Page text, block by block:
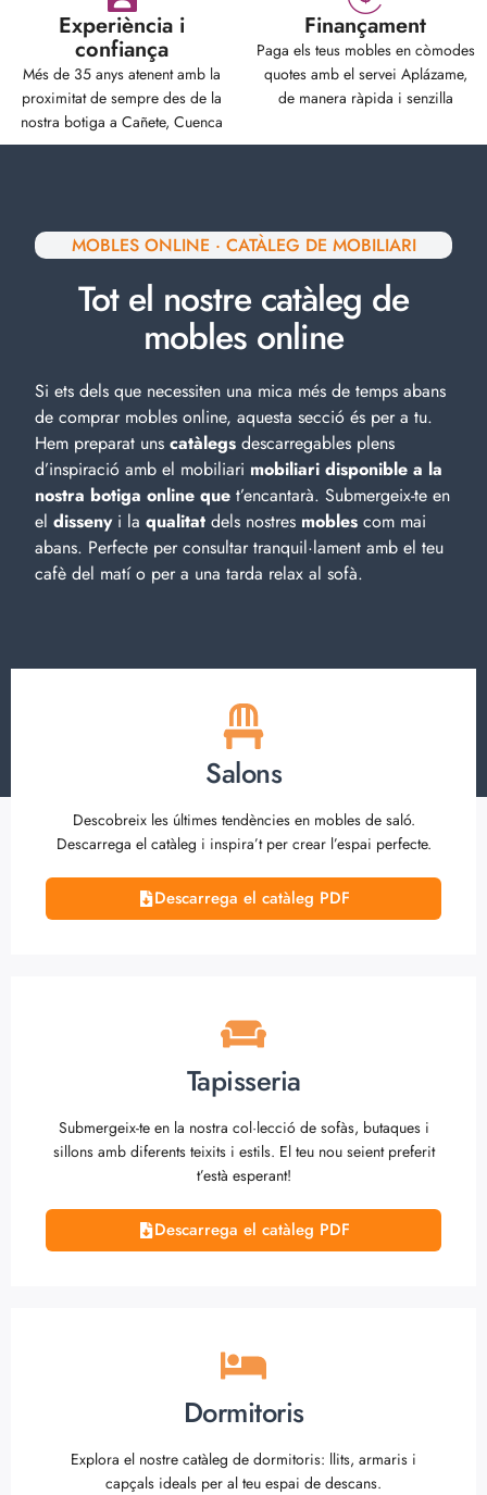
Experiència i
confiança
Més de 35 anys atenent amb la
proximitat de sempre des de la
nostra botiga a Cañete, Cuenca
Finançament
Paga els teus mobles en còmodes
quotes amb el servei Aplázame,
de manera ràpida i senzilla
MOBLES ONLINE · CATÀLEG DE MOBILIARI
Tot el nostre catàleg de
mobles online
Si ets dels que necessiten una mica més de temps abans
de comprar mobles online, aquesta secció és per a tu.
Hem preparat uns catàlegs descarregables plens
d’inspiració amb el mobiliari mobiliari disponible a la
nostra botiga online que t’encantarà. Submergeix-te en
el dissenyi la qualitat dels nostres mobles com mai
abans. Perfecte per consultar tranquil·lament amb el teu
cafè del matí o per a una tarda relax al sofà.
Salons
Descobreix les últimes tendències en mobles de saló.
Descarrega el catàleg i inspira’t per crear l’espai perfecte.
Descarrega el catàleg PDF
Tapisseria
Submergeix-te en la nostra col·lecció de sofàs, butaques i
sillons amb diferents teixits i estils. El teu nou seient preferit
t’està esperant!
Descarrega el catàleg PDF
Dormitoris
Explora el nostre catàleg de dormitoris: llits, armaris i
capçals ideals per al teu espai de descans.